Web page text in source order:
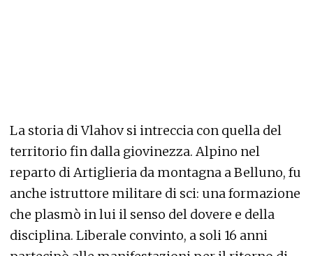
La storia di Vlahov si intreccia con quella del
territorio fin dalla giovinezza. Alpino nel
reparto di Artiglieria da montagna a Belluno, fu
anche istruttore militare di sci: una formazione
che plasmò in lui il senso del dovere e della
disciplina. Liberale convinto, a soli 16 anni